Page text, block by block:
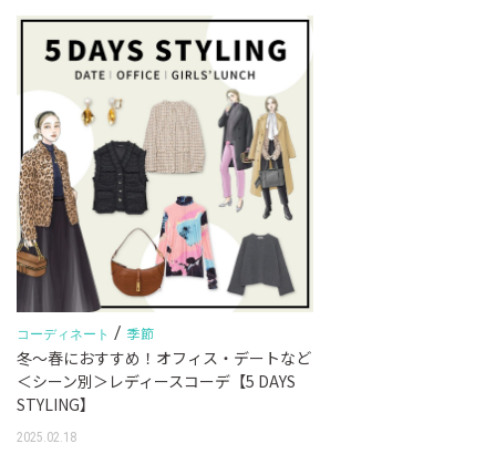
コーディネート / 季節
冬～春におすすめ！オフィス・デートなど
＜シーン別＞レディースコーデ【5 DAYS
STYLING】
2025.02.18